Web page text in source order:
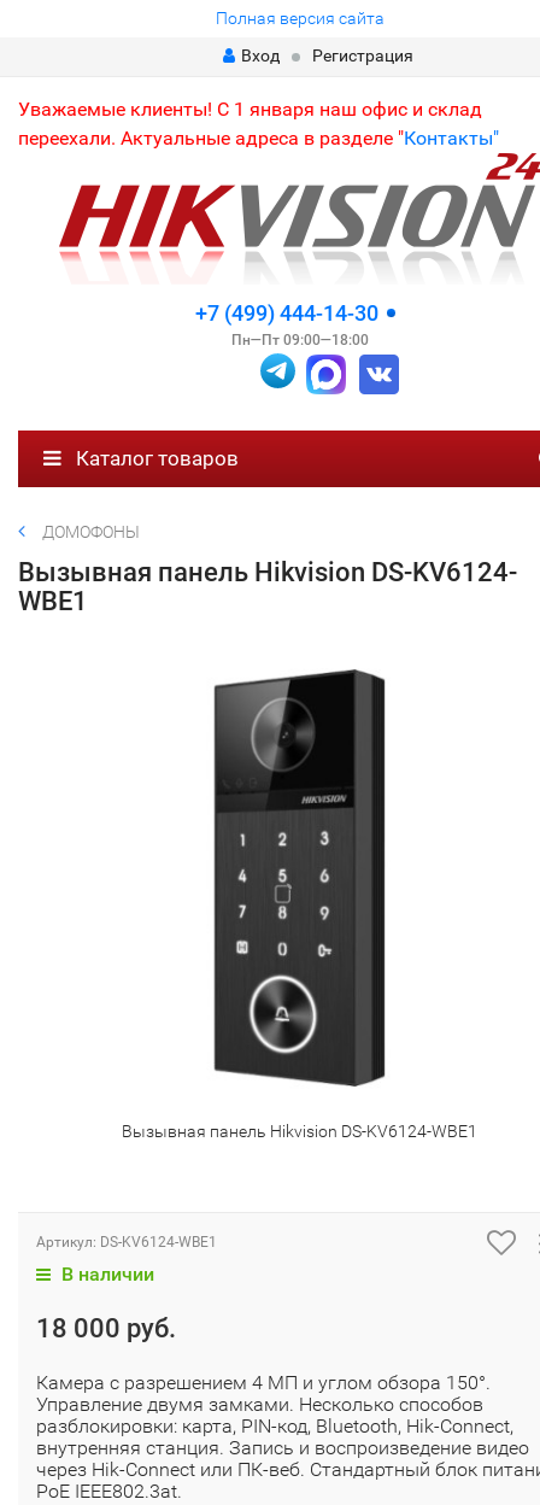
Полная версия сайта
Вход
Регистрация
Уважаемые клиенты! С 1 января наш офис и склад
переехали. Актуальные адреса в разделе "Контакты"
+7 (499) 444-14-30
Пн—Пт 09:00—18:00
Каталог товаров
ДОМОФОНЫ
Вызывная панель Hikvision DS-KV6124-
WBE1
Вызывная панель Hikvision DS-KV6124-WBE1
Артикул: DS-KV6124-WBE1
В наличии
18 000 руб.
Камера с разрешением 4 МП и углом обзора 150°.
Управление двумя замками. Несколько способов
разблокировки: карта, PIN-код, Bluetooth, Hik-Connect,
внутренняя станция. Запись и воспроизведение видео
через Hik-Connect или ПК-веб. Стандартный блок
PoE IEEE802.3at.